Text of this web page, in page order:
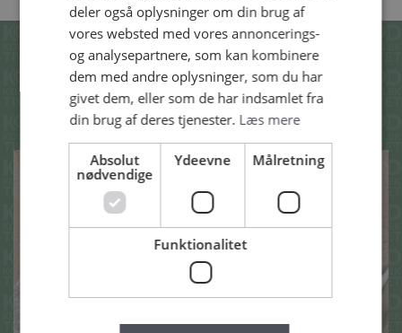
SE OGSÅ DISSE
OPSKRIFTER
deler også oplysninger om din brug af
vores websted med vores annoncerings-
og analysepartnere, som kan kombinere
dem med andre oplysninger, som du har
givet dem, eller som de har indsamlet fra
din brug af deres tjenester. Læs mere
Absolut
nødvendige
Ydeevne Målretning
Funktionalitet